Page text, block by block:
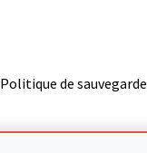
Politique de sauvegarde